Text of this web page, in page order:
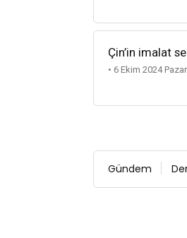
Çin’in imalat
• 6 Ekim 2024 Pazar
Gündem